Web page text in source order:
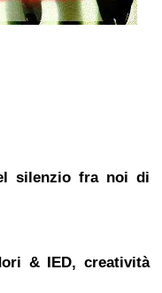
silenzio fra noi di
& IED, creatività